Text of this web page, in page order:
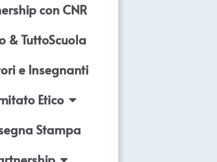
con CNR
& TuttoScuola
e Insegnanti
Etico
Stampa